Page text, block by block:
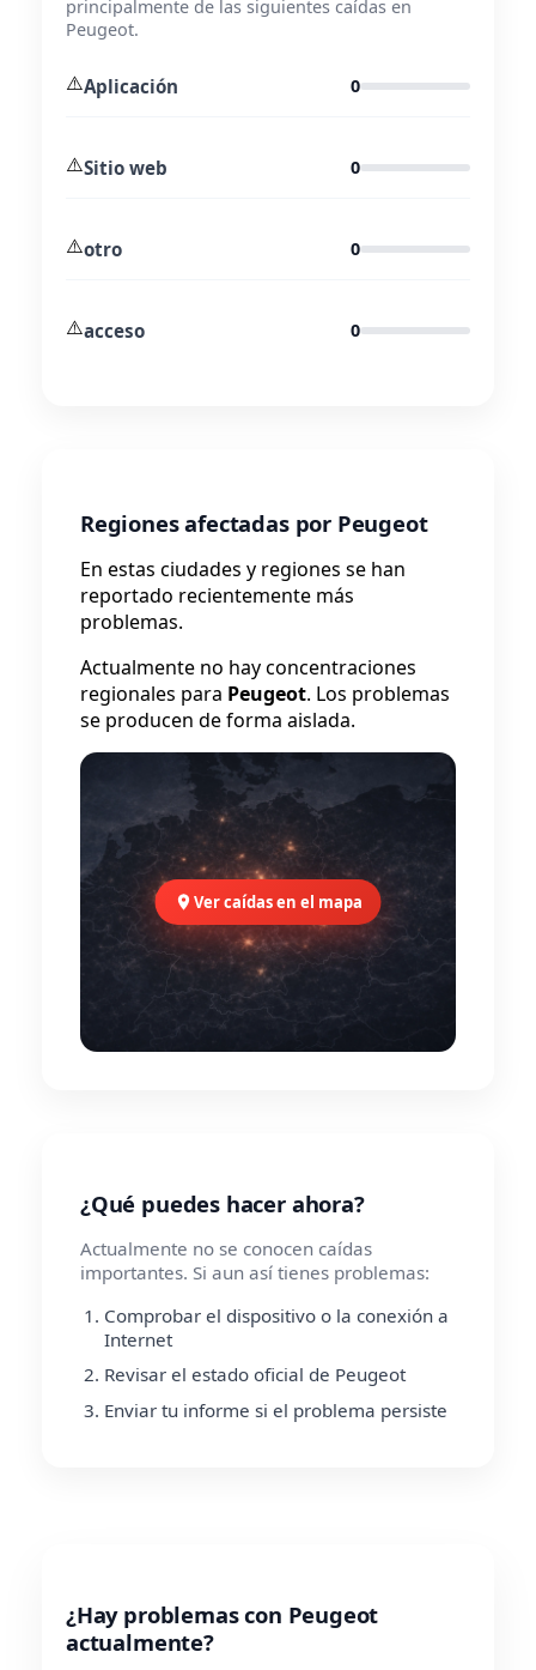
principalmente de las siguientes caídas en
Peugeot.
⚠️Aplicación 0
⚠️Sitio web 0
⚠️otro 0
⚠️acceso 0
Regiones afectadas por Peugeot
En estas ciudades y regiones se han
reportado recientemente más
problemas.
Actualmente no hay concentraciones
regionales para Peugeot. Los problemas
se producen de forma aislada.
Ver caídas en el mapa
¿Qué puedes hacer ahora?
Actualmente no se conocen caídas
importantes. Si aun así tienes problemas:
Comprobar el dispositivo o la conexión a
Internet
Revisar el estado oficial de Peugeot
Enviar tu informe si el problema persiste
¿Hay problemas con Peugeot
actualmente?